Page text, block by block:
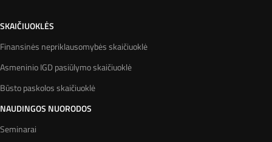
SKAIČIUOKLĖS
Finansinės nepriklausomybės skaičiuoklė
Asmeninio IGD pasiūlymo skaičiuoklė
Būsto paskolos skaičiuoklė
NAUDINGOS NUORODOS
Seminarai